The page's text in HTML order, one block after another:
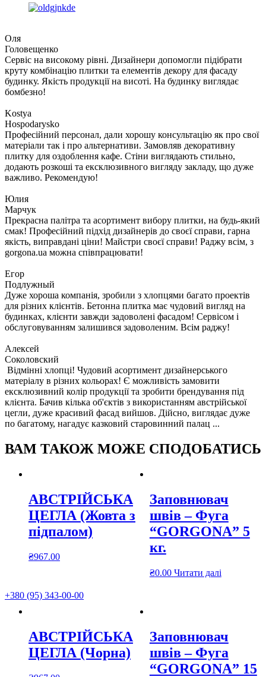
Оля
Головещенко
Сервіс на високому рівні. Дизайнери допомогли підібрати
круту комбінацію плитки та елементів декору для фасаду
будинку. Якість продукції на висоті. На будинку виглядає
бомбезно!
Kostya
Hospodarysko
Професійний персонал, дали хорошу консультацію як про свої
матеріали так і про альтернативи. Замовляв декоративну
плитку для оздоблення кафе. Стіни виглядають стильно,
додають розкоші та ексклюзивного вигляду закладу, що дуже
важливо. Рекомендую!
Юлия
Марчук
Прекрасна палітра та асортимент вибору плитки, на будь-який
смак! Професійний підхід дизайнерів до своєї справи, гарна
якість, виправдані ціни! Майстри своєї справи! Раджу всім, з
gorgona.ua можна співпрацювати!
Егор
Подлужный
Дуже хороша компанія, зробили з хлопцями багато проектів
для різних клієнтів. Бетонна плитка має чудовий вигляд на
будинках, клієнти завжди задоволені фасадом! Сервісом і
обслуговуванням залишився задоволеним. Всім раджу!
Алексей
Соколовский
Відмінні хлопці! Чудовий асортимент дизайнерського
матеріалу в різних кольорах! Є можливість замовити
ексклюзивний колір продукції та зробити брендування під
клієнта. Бачив кілька об'єктів з використанням австрійської
цегли, дуже красивий фасад вийшов. Дійсно, виглядає дуже
по багатому, нагадує казковий старовинний палац ...
ВАМ ТАКОЖ МОЖЕ СПОДОБАТИСЬ
АВСТРІЙСЬКА
ЦЕГЛА (Жовта з
підпалом)
₴967.00
Заповнювач
швів – Фуга
“GORGONA” 5
кг.
₴0.00 Читати далі
АВСТРІЙСЬКА
ЦЕГЛА (Чорна)
Заповнювач
швів – Фуга
“GORGONA” 15
+380 (95) 343-00-00